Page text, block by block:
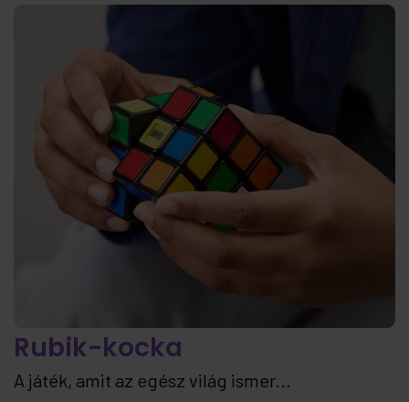
Rubik-kocka
A játék, amit az egész világ ismer...